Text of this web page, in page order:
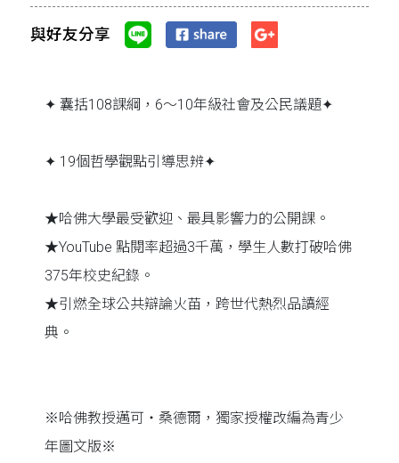
與好友分享
✦ 囊括108課綱，6～10年級社會及公民議題✦
✦ 19個哲學觀點引導思辨✦
★哈佛大學最受歡迎、最具影響力的公開課。
★YouTube 點閱率超過3千萬，學生人數打破哈佛
375年校史紀錄。
★引燃全球公共辯論火苗，跨世代熱烈品讀經
典。
※哈佛教授邁可‧桑德爾，獨家授權改編為青少
年圖文版※